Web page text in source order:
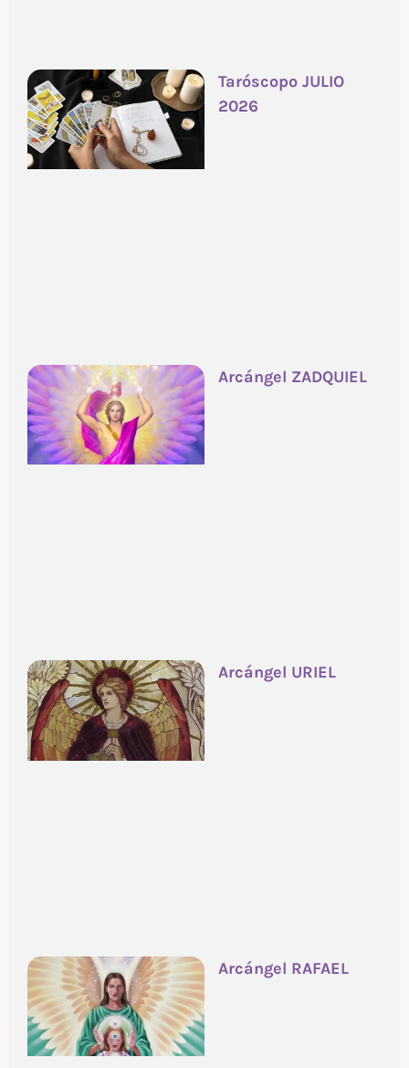
Taróscopo JULIO
2026
Arcángel ZADQUIEL
Arcángel URIEL
Arcángel RAFAEL